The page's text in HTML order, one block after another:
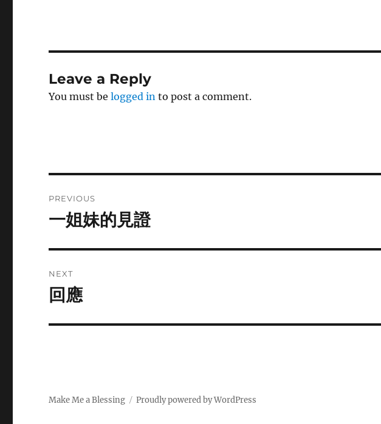
Leave a Reply
You must belogged in to post a comment.
navigation
PREVIOUS
Previous
一姐妹的見證
NEXT
Next
回應
Make Me a Blessing Proudly powered by WordPress